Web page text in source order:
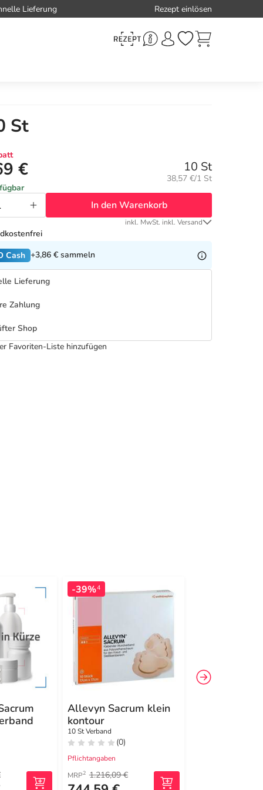
Lieferung Rezept einlösen
St
€ 10 St
Grundpreis:
38,57 €/1 St
In den Warenkorb
inkl. MwSt. inkl. Versand
Cash +3,86 € sammeln
Lieferung
Zahlung
Shop
Favoriten-Liste hinzufügen
-39%4
Allevyn Sacrum klein
kontour
10 St Verband
(0)
Pflichtangaben
MRP2 1.216,09 €